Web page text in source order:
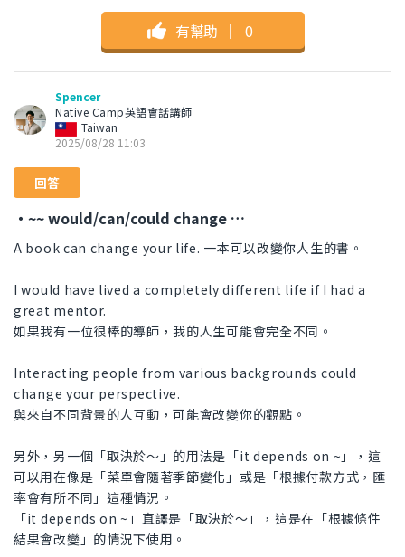
有幫助 ｜ 0
Spencer
Native Camp英語會話講師
Taiwan
2025/08/28 11:03
回答
・~~ would/can/could change …
A book can change your life. 一本可以改變你人生的書。
I would have lived a completely different life if I had a
great mentor.
如果我有一位很棒的導師，我的人生可能會完全不同。
Interacting people from various backgrounds could
change your perspective.
與來自不同背景的人互動，可能會改變你的觀點。
另外，另一個「取決於～」的用法是「it depends on ~」，這
可以用在像是「菜單會隨著季節變化」或是「根據付款方式，匯
率會有所不同」這種情況。
「it depends on ~」直譯是「取決於～」，這是在「根據條件
結果會改變」的情況下使用。